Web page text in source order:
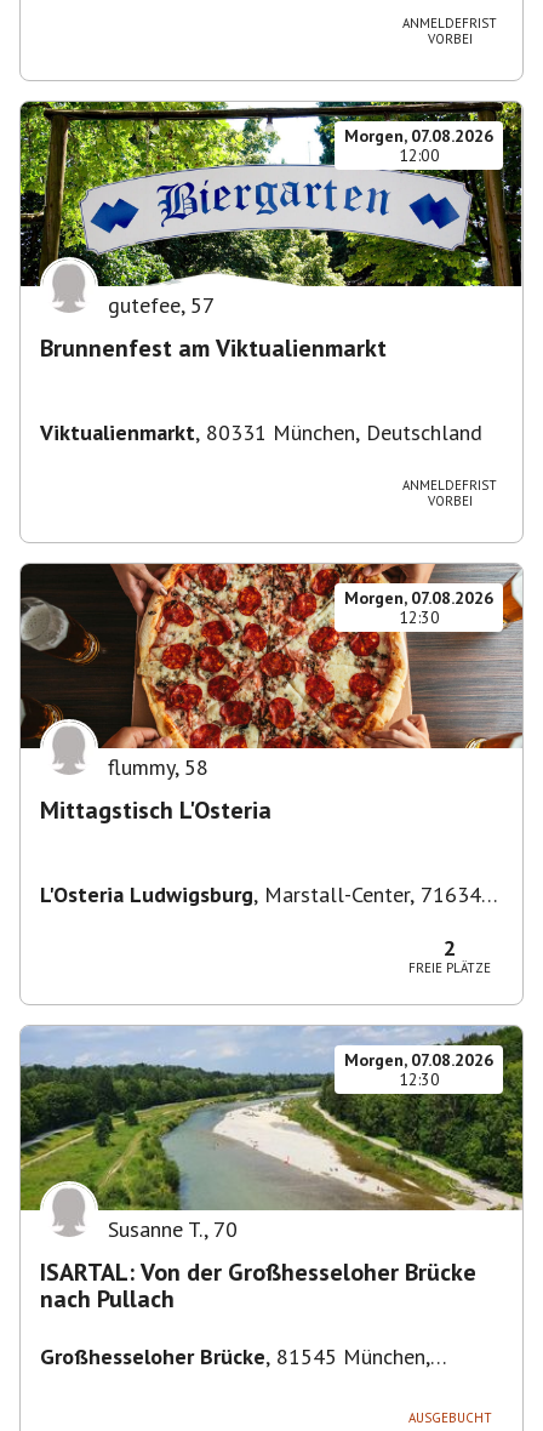
ANMELDEFRIST
VORBEI
Morgen, 07.08.2026
12:00
gutefee, 57
Brunnenfest am Viktualienmarkt
Viktualienmarkt, 80331 München, Deutschland
ANMELDEFRIST
VORBEI
Morgen, 07.08.2026
12:30
flummy, 58
Mittagstisch L'Osteria
L'Osteria Ludwigsburg, Marstall-Center, 71634
2
FREIE PLÄTZE
Morgen, 07.08.2026
12:30
Susanne T., 70
ISARTAL: Von der Großhesseloher Brücke
nach Pullach
Großhesseloher Brücke, 81545 München,
AUSGEBUCHT